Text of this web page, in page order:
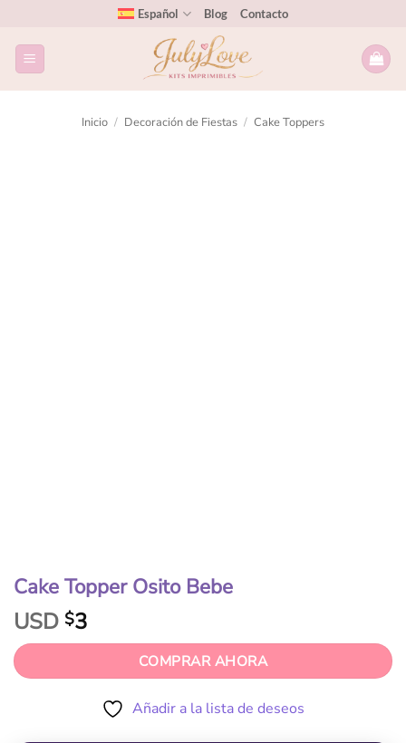
Español Blog Contacto
Inicio / Decoración de Fiestas / Cake Toppers
Cake Topper Osito Bebe
USD $3
COMPRAR AHORA
Añadir a la lista de deseos